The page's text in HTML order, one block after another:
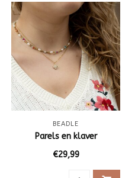
BEADLE
Parels en klaver
€29,99